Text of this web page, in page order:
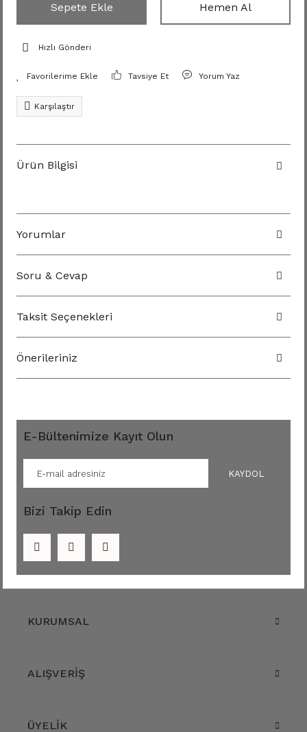
Sepete Ekle Hemen Al
Hızlı Gönderi
Tavsiye Et Yorum Yaz
Karşılaştır
Ürün Bilgisi
Yorumlar
Soru & Cevap
Taksit Seçenekleri
Önerileriniz
E-Bültenimize Kayıt Olun
KAYDOL
Bizi Takip Edin
KURUMSAL
ALIŞVERİŞ
ÜYELİK